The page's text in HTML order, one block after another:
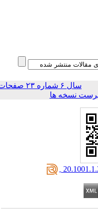
سال ۶ شماره ۲۳ صفحات
نسخه ها